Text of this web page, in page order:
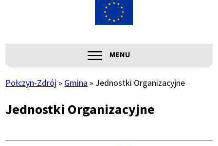
Główna
nawigacja
ROZWIŃ
MENU
nawigacyjna
Połczyn-Zdrój Gmina Jednostki Organizacyjne
Jednostki Organizacyjne